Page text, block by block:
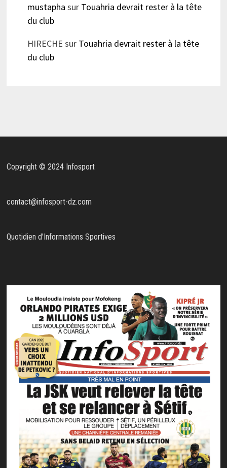
mustapha sur Touahria devrait rester à la tête
du club
HIRECHE sur Touahria devrait rester à la tête
du club
Copyright © 2024 Infosport
contact@infosport-dz.com
Quotidien d'Informations Sportives